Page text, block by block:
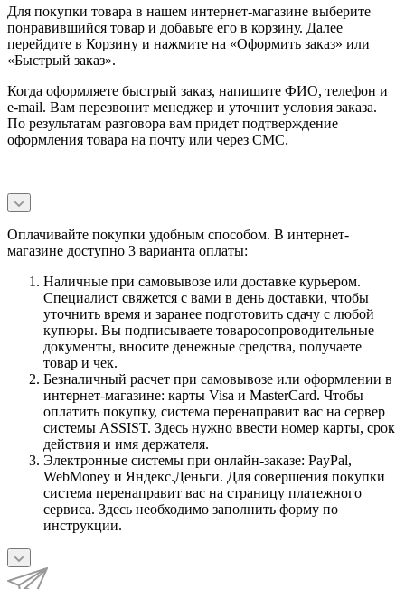
Для покупки товара в нашем интернет-магазине выберите
понравившийся товар и добавьте его в корзину. Далее
перейдите в Корзину и нажмите на «Оформить заказ» или
«Быстрый заказ».
Когда оформляете быстрый заказ, напишите ФИО, телефон и
e-mail. Вам перезвонит менеджер и уточнит условия заказа.
По результатам разговора вам придет подтверждение
оформления товара на почту или через СМС.
Оплачивайте покупки удобным способом. В интернет-
магазине доступно 3 варианта оплаты:
Наличные при самовывозе или доставке курьером.
Специалист свяжется с вами в день доставки, чтобы
уточнить время и заранее подготовить сдачу с любой
купюры. Вы подписываете товаросопроводительные
документы, вносите денежные средства, получаете
товар и чек.
Безналичный расчет при самовывозе или оформлении в
интернет-магазине: карты Visa и MasterCard. Чтобы
оплатить покупку, система перенаправит вас на сервер
системы ASSIST. Здесь нужно ввести номер карты, срок
действия и имя держателя.
Электронные системы при онлайн-заказе: PayPal,
WebMoney и Яндекс.Деньги. Для совершения покупки
система перенаправит вас на страницу платежного
сервиса. Здесь необходимо заполнить форму по
инструкции.